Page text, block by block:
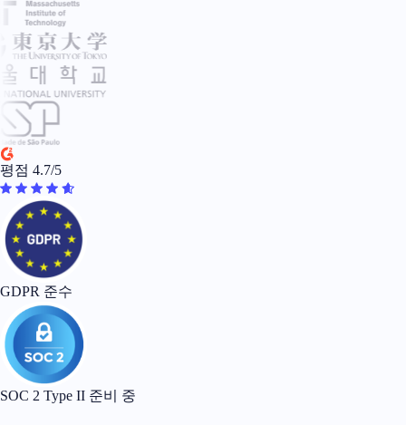
평점 4.7/5
GDPR 준수
SOC 2 Type II 준비 중